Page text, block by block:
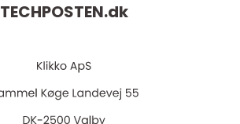
TECHPOSTEN.dk